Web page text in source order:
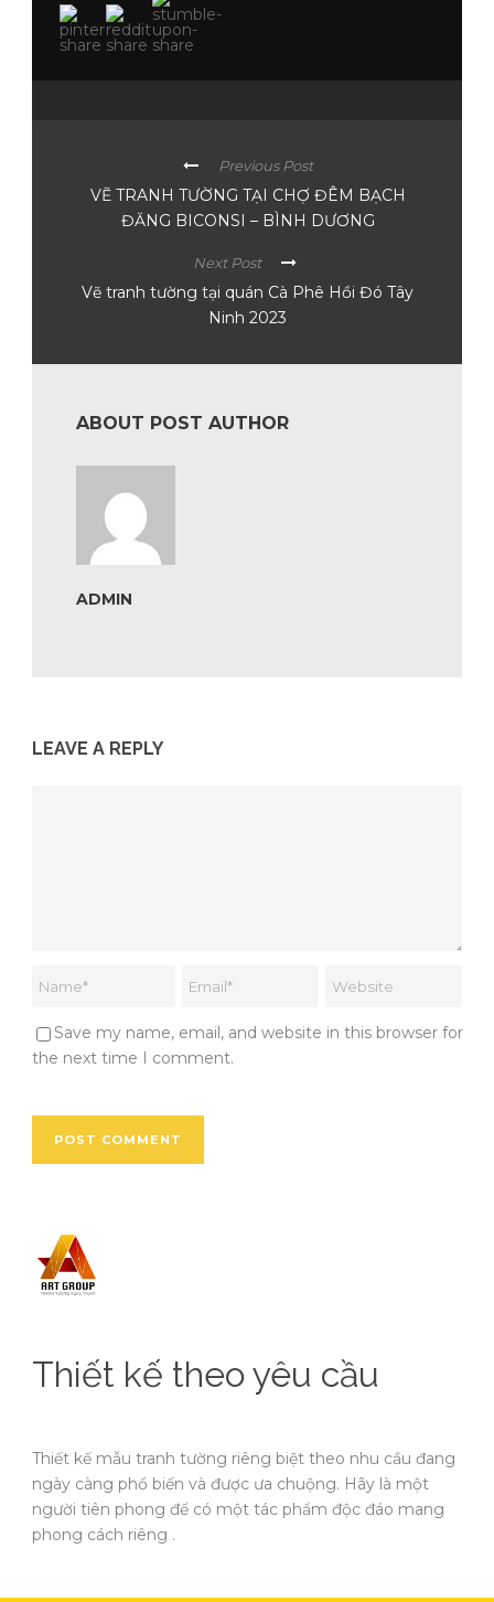
Previous Post
VẼ TRANH TƯỜNG TẠI CHỢ ĐÊM BẠCH
ĐĂNG BICONSI – BÌNH DƯƠNG
Next Post
Vẽ tranh tường tại quán Cà Phê Hồi Đó Tây
Ninh 2023
ABOUT POST AUTHOR
ADMIN
LEAVE A REPLY
Save my name, email, and website in this browser for
the next time I comment.
Thiết kế theo yêu cầu
Thiết kế mẫu tranh tường riêng biệt theo nhu cầu đang
ngày càng phổ biến và được ưa chuộng. Hãy là một
người tiên phong để có một tác phẩm độc đáo mang
phong cách riêng .